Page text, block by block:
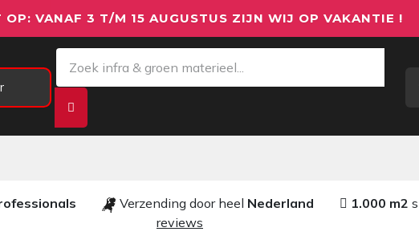
OP: VANAF 3 T/M 15 AUGUSTUS ZIJN WIJ OP VAKANTIE !
Verzending door heel Nederland 1.000 m2
reviews​